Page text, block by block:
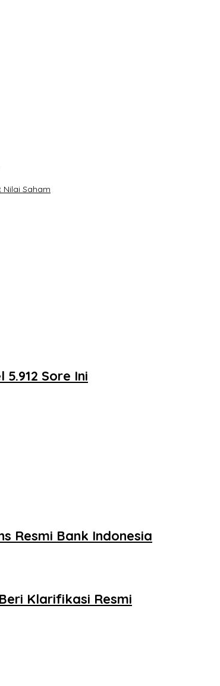
Nilai Saham
Sore Ini
Resmi Bank Indonesia
Klarifikasi Resmi